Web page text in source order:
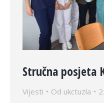
Stručna posjeta
Vijesti Od ukctuzla